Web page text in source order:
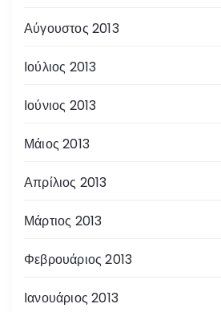
Αύγουστος 2013
Ιούλιος 2013
Ιούνιος 2013
Μάιος 2013
Απρίλιος 2013
Μάρτιος 2013
Φεβρουάριος 2013
Ιανουάριος 2013